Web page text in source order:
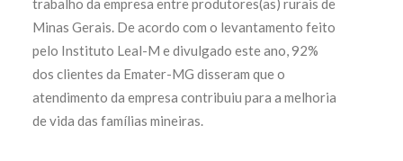
trabalho da empresa entre produtores(as) rurais de
Minas Gerais. De acordo com o levantamento feito
pelo Instituto Leal-M e divulgado este ano, 92%
dos clientes da Emater-MG disseram que o
atendimento da empresa contribuiu para a melhoria
de vida das famílias mineiras.